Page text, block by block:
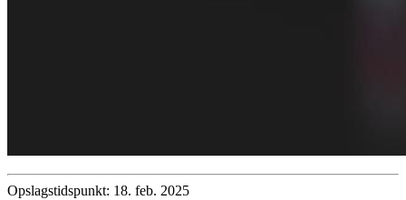
Opslagstidspunkt: 18. feb. 2025